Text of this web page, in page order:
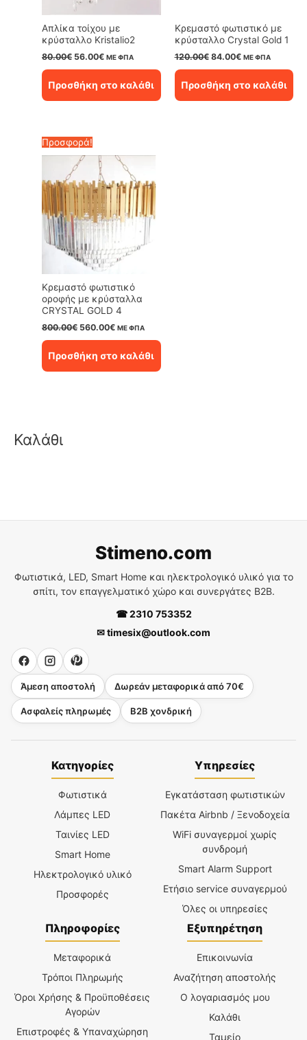
Απλίκα τοίχου με
κρύσταλλο Kristalio2
80.00€ Original
price
80.00€.
56.00€Η
τρέχουσα
είναι:
56.00€.
ΜΕ ΦΠΑ
Προσθήκη στο καλάθι
Κρεμαστό φωτιστικό με
κρύσταλλο Crystal Gold 1
120.00€ Original
price
120.00€.
84.00€Η
τρέχουσα
είναι:
84.00€.
ΜΕ ΦΠΑ
Προσθήκη στο καλάθι
Προσφορά!
Κρεμαστό φωτιστικό
οροφής με κρύσταλλα
CRYSTAL GOLD 4
800.00€ Original
800.00€.
560.00€Η
είναι:
560.00€.
ΜΕ ΦΠΑ
Προσθήκη στο καλάθι
Καλάθι
Stimeno.com
Φωτιστικά, LED, Smart Home και ηλεκτρολογικό υλικό για το
σπίτι, τον επαγγελματικό χώρο και συνεργάτες B2B.
☎ 2310 753352
✉ timesix@outlook.com
Άμεση αποστολή Δωρεάν μεταφορικά από 70€
Ασφαλείς πληρωμές B2B χονδρική
Κατηγορίες
Φωτιστικά
Λάμπες LED
Ταινίες LED
Smart Home
Ηλεκτρολογικό υλικό
Προσφορές
Υπηρεσίες
Εγκατάσταση φωτιστικών
Πακέτα Airbnb / Ξενοδοχεία
WiFi συναγερμοί χωρίς
συνδρομή
Smart Alarm Support
Ετήσιο service συναγερμού
Όλες οι υπηρεσίες
Πληροφορίες
Μεταφορικά
Τρόποι Πληρωμής
Όροι Χρήσης & Προϋποθέσεις
Αγορών
Επιστροφές & Υπαναχώρηση
Εξυπηρέτηση
Επικοινωνία
Αναζήτηση αποστολής
Ο λογαριασμός μου
Καλάθι
Ταμείο